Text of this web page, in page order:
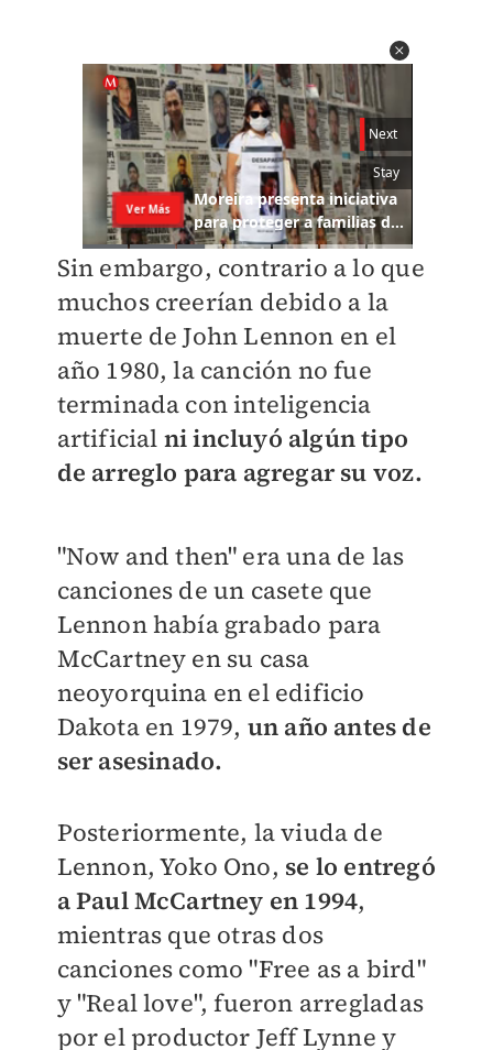
Sin embargo, contrario a lo que
muchos creerían debido a la
muerte de John Lennon en el
año 1980, la canción no fue
terminada con inteligencia
artificial ni incluyó algún tipo
de arreglo para agregar su voz.
"Now and then" era una de las
canciones de un casete que
Lennon había grabado para
McCartney en su casa
neoyorquina en el edificio
Dakota en 1979, un año antes de
ser asesinado.
Posteriormente, la viuda de
Lennon, Yoko Ono, se lo entregó
a Paul McCartney en 1994,
mientras que otras dos
canciones como "Free as a bird"
y "Real love", fueron arregladas
por el productor Jeff Lynne y